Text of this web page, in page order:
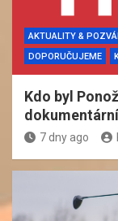
AKTUALITY &
DOPORUČUJEME
Kdo byl
7 dny ago